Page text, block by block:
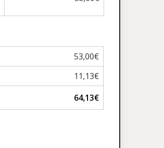
53,00€
11,13€
64,13€